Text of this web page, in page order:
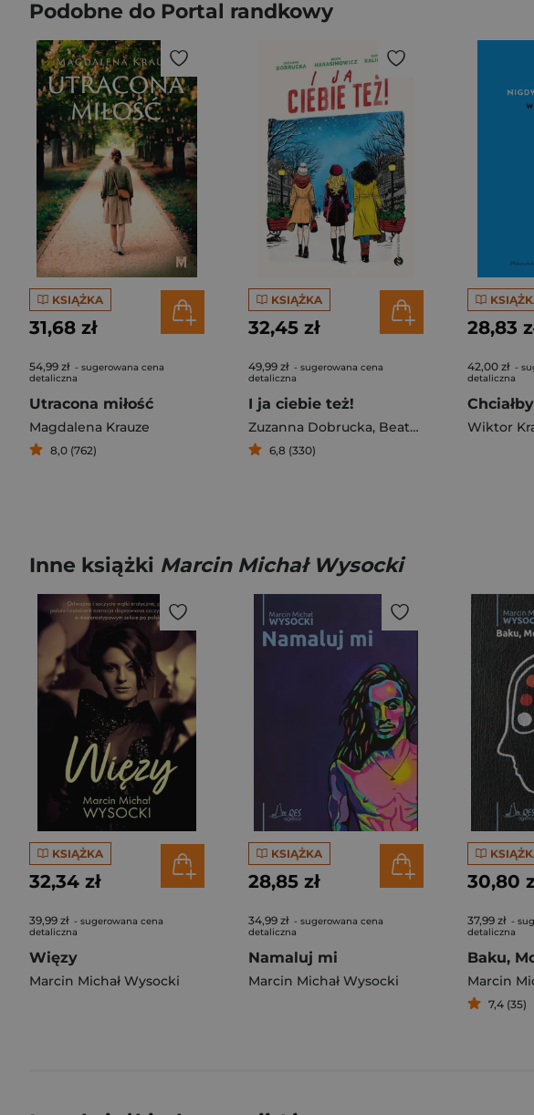
Podobne do Portal randkowy
KSIĄŻKA
31,68 zł
54,99 zł - sugerowana cena
detaliczna
Utracona miłość
Magdalena Krauze
8,0 (762)
KSIĄŻKA
32,45 zł
49,99 zł - sugerowana cena
detaliczna
I ja ciebie też!
Zuzanna Dobrucka, Beata Harasimowicz ,
6,8 (330)
28,83
42,00 zł -
detaliczna
Wiktor
Inne książki Marcin Michał Wysocki
KSIĄŻKA
32,34 zł
39,99 zł - sugerowana cena
detaliczna
Więzy
Marcin Michał Wysocki
KSIĄŻKA
28,85 zł
34,99 zł - sugerowana cena
detaliczna
Namaluj mi
Marcin Michał Wysocki
30,80
37,99 zł -
detaliczna
Marcin
7,4 (35)